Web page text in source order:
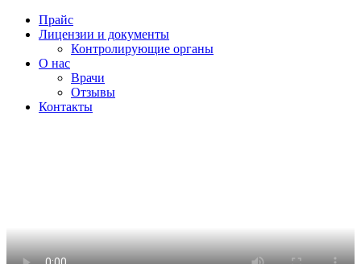
Прайс
Лицензии и документы
Контролирующие органы
О нас
Врачи
Отзывы
Контакты